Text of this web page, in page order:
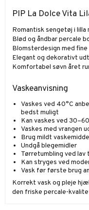
PIP La Dolce Vita
Romantisk sengetøj i lilla
Blød og åndbar percale
Blomsterdesign med
Elegant og dekorativt
Komfortabel søvn året
Vaskeanvisning
Vaskes ved 40°C
bedst muligt
Kan vaskes ved
Vaskes med vrangen
Brug mildt
Undgå blegemidler
Tørretumbling ved
Kan stryges ved
Vask før første brug
Korrekt vask og pleje
den friske percale-